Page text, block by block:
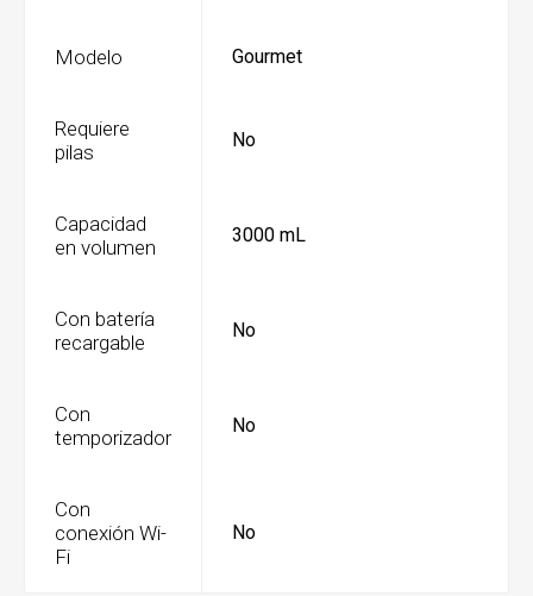
Modelo Gourmet
Requiere
pilas
No
Capacidad
en volumen
3000 mL
Con batería
recargable
No
Con
temporizador
No
Con
conexión Wi-
Fi
No